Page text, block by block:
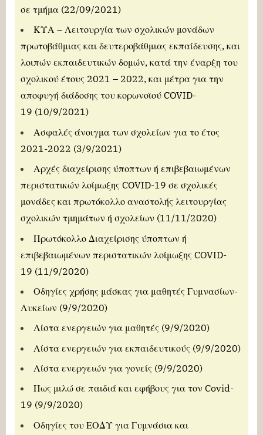
σε τμήμα (22/09/2021)
ΚΥΑ – Λειτουργία των σχολικών μονάδων
πρωτοβάθμιας και δευτεροβάθμιας εκπαίδευσης, και
λοιπών εκπαιδευτικών δομών, κατά την έναρξη του
σχολικού έτους 2021 – 2022, και μέτρα για την
αποφυγή διάδοσης του κορωνοϊού COVID-
19 (10/9/2021)
Ασφαλές άνοιγμα των σχολείων για το έτος
2021-2022 (3/9/2021)
Αρχές διαχείρισης ύποπτων ή επιβεβαιωμένων
περιστατικών λοίμωξης COVID-19 σε σχολικές
μονάδες και πρωτόκολλο αναστολής λειτουργίας
σχολικών τμημάτων ή σχολείων (11/11/2020)
Πρωτόκολλο Διαχείρισης ύποπτων ή
επιβεβαιωμένων περιστατικών λοίμωξης COVID-
19 (11/9/2020)
Οδηγίες χρήσης μάσκας για μαθητές Γυμνασίων-
Λυκείων (9/9/2020)
Λίστα ενεργειών για μαθητές (9/9/2020)
Λίστα ενεργειών για εκπαιδευτικούς (9/9/2020)
Λίστα ενεργειών για γονείς (9/9/2020)
Πως μιλώ σε παιδιά και εφήβους για τον Covid-
19 (9/9/2020)
Οδηγίες του ΕΟΔΥ για Γυμνάσια και